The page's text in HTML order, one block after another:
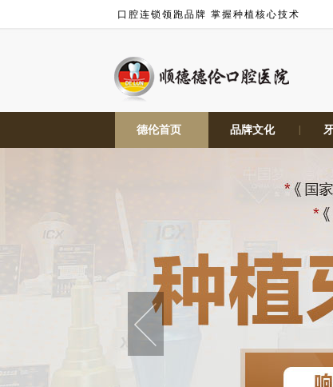
口腔连锁领跑品牌 掌握种植核心技术
德伦首页 品牌文化